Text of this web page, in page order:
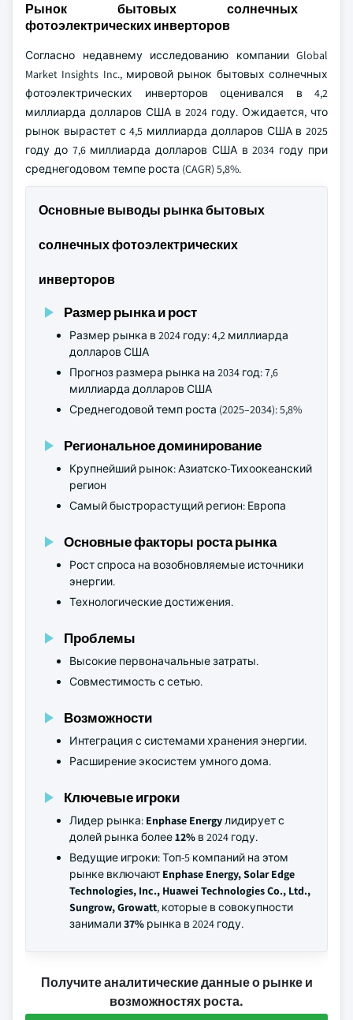
Рынок бытовых солнечных
фотоэлектрических инверторов
Согласно недавнему исследованию компании Global
Market Insights Inc., мировой рынок бытовых солнечных
фотоэлектрических инверторов оценивался в 4,2
миллиарда долларов США в 2024 году. Ожидается, что
рынок вырастет с 4,5 миллиарда долларов США в 2025
году до 7,6 миллиарда долларов США в 2034 году при
среднегодовом темпе роста (CAGR) 5,8%.
Основные выводы рынка бытовых
солнечных фотоэлектрических
инверторов
Размер рынка и рост
Размер рынка в 2024 году: 4,2 миллиарда
долларов США
Прогноз размера рынка на 2034 год: 7,6
миллиарда долларов США
Среднегодовой темп роста (2025–2034): 5,8%
Региональное доминирование
Крупнейший рынок: Азиатско-Тихоокеанский
регион
Самый быстрорастущий регион: Европа
Основные факторы роста рынка
Рост спроса на возобновляемые источники
энергии.
Технологические достижения.
Проблемы
Высокие первоначальные затраты.
Совместимость с сетью.
Возможности
Интеграция с системами хранения энергии.
Расширение экосистем умного дома.
Ключевые игроки
Лидер рынка: Enphase Energyлидирует с
долей рынка более12% в 2024 году.
Ведущие игроки: Топ-5 компаний на этом
рынке включают Enphase Energy, Solar Edge
Technologies, Inc., Huawei Technologies Co., Ltd.,
Sungrow, Growatt, которые в совокупности
занимали37% рынка в 2024 году.
Получите аналитические данные о рынке и
возможностях роста.